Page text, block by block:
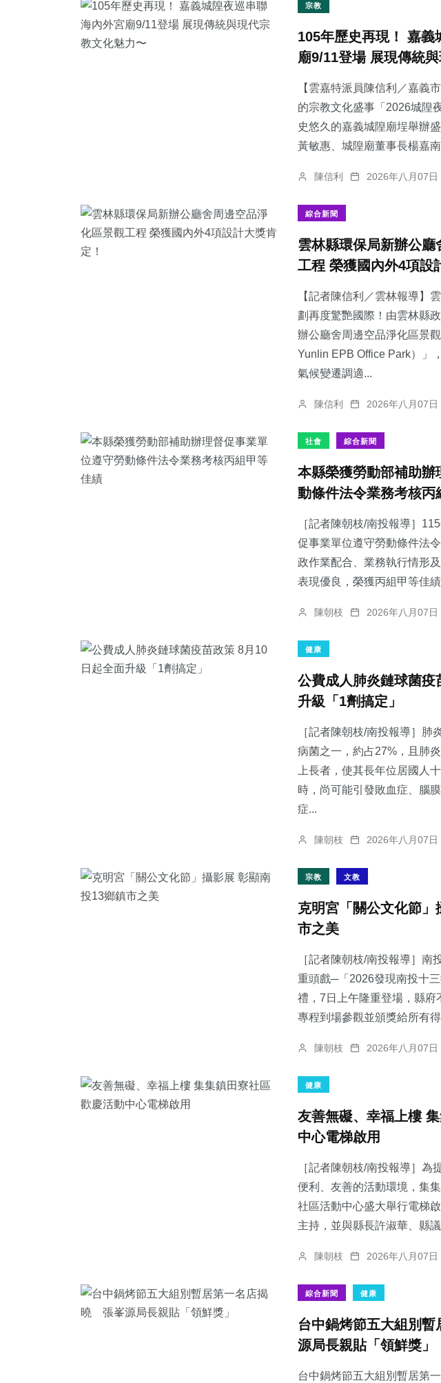
宗教
105年歷史再現！ 嘉義
廟9/11登場 展現傳統
【雲嘉特派員陳信利／嘉義
的宗教文化盛事「2026城隍
史悠久的嘉義城隍廟埕舉辦
黃敏惠、城隍廟董事長楊嘉
陳信利 2026年八月07日
綜合新聞
雲林縣環保局新辦公
工程 榮獲國內外4項設
【記者陳信利／雲林報導】
劃再度驚艷國際！由雲林縣
辦公廳舍周邊空品淨化區景
Yunlin EPB Office Park）」
氣候變遷調適...
陳信利 2026年八月07日
社會 綜合新聞
本縣榮獲勞動部補助
動條件法令業務考核丙
［記者陳朝枝/南投報導］
促事業單位遵守勞動條件法
政作業配合、業務執行情形
表現優良，榮獲丙組甲等佳
陳朝枝 2026年八月07日
健康
公費成人肺炎鏈球菌
升級「1劑搞定」
［記者陳朝枝/南投報導］肺
病菌之一，約占27%，且肺
上長者，使其長年位居國人
時，尚可能引發敗血症、腦
症...
陳朝枝 2026年八月07日
宗教 文教
克明宮「關公文化節
市之美
［記者陳朝枝/南投報導］南
重頭戲─「2026發現南投十
禮，7日上午隆重登場，縣
專程到場參觀並頒獎給所有
陳朝枝 2026年八月07日
健康
友善無礙、幸福上樓
中心電梯啟用
［記者陳朝枝/南投報導］為
便利、友善的活動環境，集
社區活動中心盛大舉行電梯
主持，並與縣長許淑華、縣
陳朝枝 2026年八月07日
綜合新聞 健康
台中鍋烤節五大組別
源局長親貼「領鮮獎」
台中鍋烤節五大組別暫居第
19+